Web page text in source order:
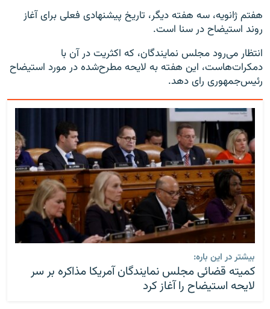
هفتم ژانویه، سه هفته دیگر، تاریخ پیشنهادی فعلی برای آغاز
روند استیضاح در سنا است.
انتظار می‌رود مجلس نمایندگان، که اکثریت در آن با
دمکرات‌هاست، این هفته به لایحه مطرح‌شده در مورد استیضاح
رئیس‌جمهوری رای دهد.
بیشتر در این باره:
کمیته قضائی مجلس نمایندگان آمریکا مذاکره بر سر
لایحه استیضاح را آغاز کرد